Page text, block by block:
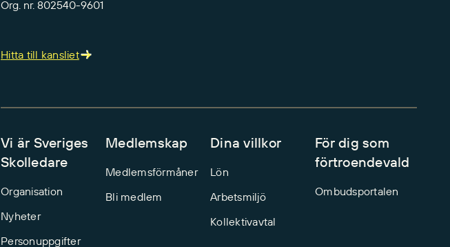
Org. nr. 802540-9601
Hitta till kansliet
Vi är Sveriges
Skolledare
Organisation
Nyheter
Personuppgifter
Medlemskap
Medlemsförmåner
Bli medlem
Dina villkor
Lön
Arbetsmiljö
Kollektivavtal
För dig som
förtroendevald
Ombudsportalen